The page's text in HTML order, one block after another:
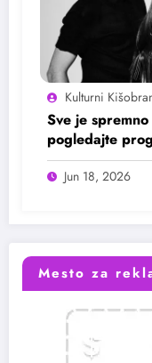
Kulturni
Sve je
pogledajte
Jun 18, 2026
Mesto za